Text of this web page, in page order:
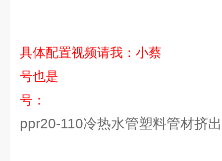
具体配置视频请我：小蔡
号也是
号：
ppr20-110冷热水管塑料管材挤